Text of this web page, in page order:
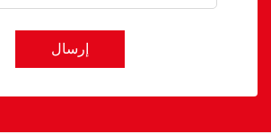
إرسال